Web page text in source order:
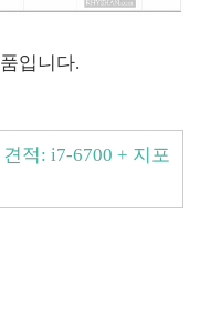
입니다.
적: i7-6700 + 지포